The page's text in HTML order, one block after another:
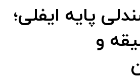
پایه ایفلی؛
و